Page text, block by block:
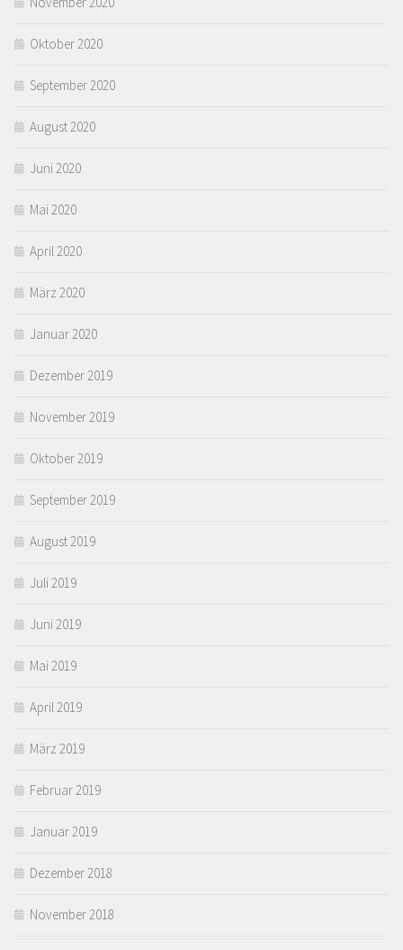
Oktober 2020
September 2020
August 2020
Juni 2020
Mai 2020
April 2020
März 2020
Januar 2020
Dezember 2019
November 2019
Oktober 2019
September 2019
August 2019
Juli 2019
Juni 2019
Mai 2019
April 2019
März 2019
Februar 2019
Januar 2019
Dezember 2018
November 2018